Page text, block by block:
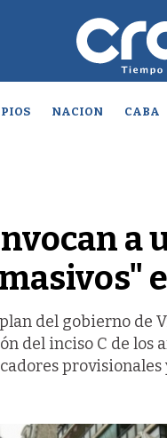
NACION CABA
a
del gobierno
del inciso C de los